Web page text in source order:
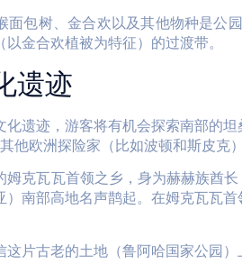
面包树、金合欢以及其他物种是
金合欢植被为特征）的过渡带。
遗迹
化遗迹，游客将有机会探索南部的
他欧洲探险家（比如波顿和斯皮克
姆克瓦瓦首领之乡，身为赫赫族酋
）南部高地名声鹊起。在姆克瓦瓦
片古老的土地（鲁阿哈国家公园）